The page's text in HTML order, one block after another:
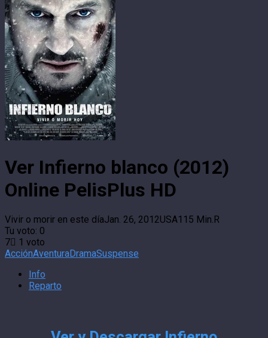
Ver Infierno blanco (2012)
Online PelisPlus HD
Vivir o morir en este díaJan. 26, 2012USA115 Min.R
Tu voto: 0
7
1 voto
AcciónAventuraDramaSuspense
Info
Reparto